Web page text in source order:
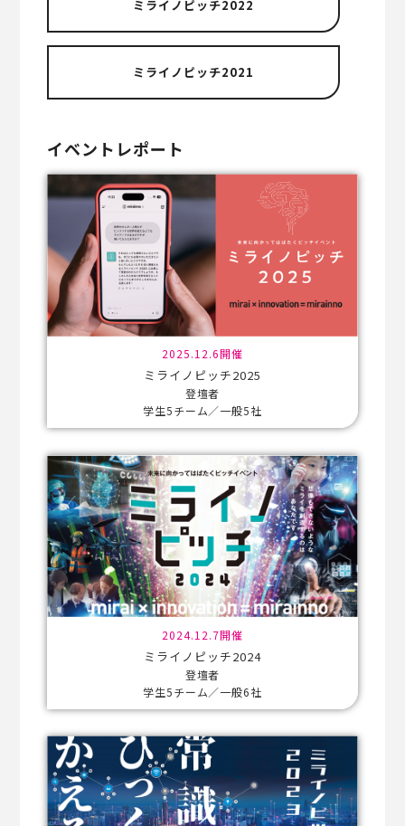
ミライノピッチ2022
ミライノピッチ2021
イベントレポート
2025.12.6開催
ミライノピッチ2025
登壇者
学生5チーム／一般5社
2024.12.7開催
ミライノピッチ2024
登壇者
学生5チーム／一般6社